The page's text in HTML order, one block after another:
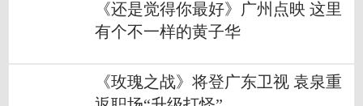
《还是觉得你最好》广州点映 这里
有个不一样的黄子华
《玫瑰之战》将登广东卫视 袁泉重